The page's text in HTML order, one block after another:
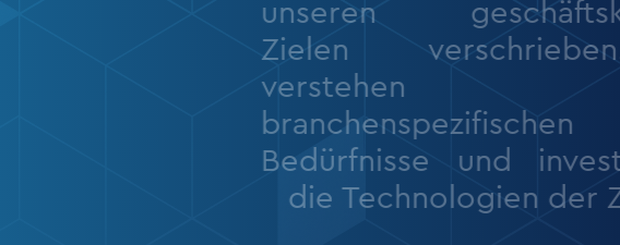
unseren
Zielen
verstehen
branchenspezifischen
Bedürfnisse und
die Technologien der